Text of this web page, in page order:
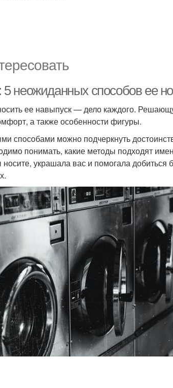
неожиданных способов ее
ее навыпуск — дело каждого.
а также особенности фигуры.
способами можно подчеркнуть
понимать, какие методы подходят
украшала вас и помогала добиться